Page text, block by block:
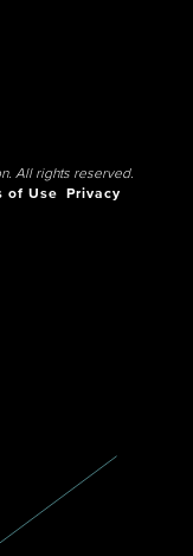
All rights reserved.
of Use
Privacy